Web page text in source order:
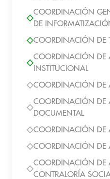
COORDINACIÓN
DE
COORDINACIÓN DE
COORDINACIÓN DE
INSTITUCIONAL
COORDINACIÓN DE
COORDINACIÓN DE
DOCUMENTAL
COORDINACIÓN DE
COORDINACIÓN DE
COORDINACIÓN DE
CONTRALORÍA